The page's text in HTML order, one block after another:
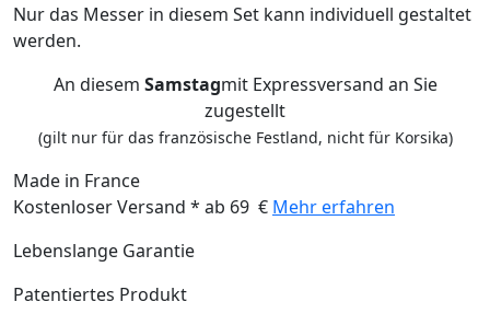
Nur das Messer in diesem Set kann individuell gestaltet
werden.
An diesem Samstagmit Expressversand an Sie
zugestellt
(gilt nur für das französische Festland, nicht für Korsika)
Made in France
Kostenloser Versand * ab 69 € Mehr erfahren
Lebenslange Garantie
Patentiertes Produkt